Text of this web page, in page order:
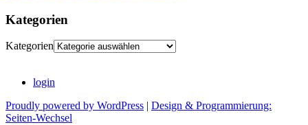
Kategorien
Kategorien
login
Proudly powered by WordPress
Design & Programmierung:
Seiten-Wechsel